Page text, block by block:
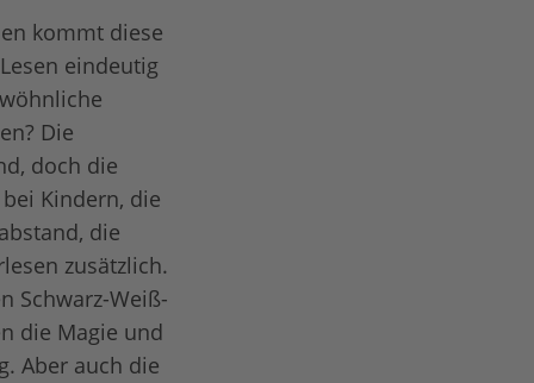
kommt diese
eindeutig
Die
doch die
Kindern, die
die
zusätzlich.
Schwarz-Weiß-
die Magie und
Aber auch die